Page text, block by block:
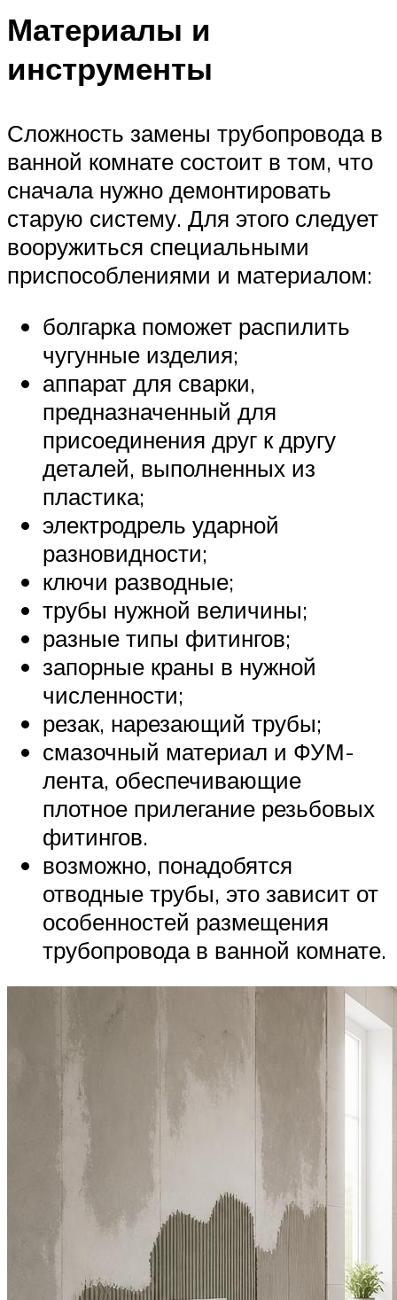
Материалы и
инструменты
Сложность замены трубопровода в
ванной комнате состоит в том, что
сначала нужно демонтировать
старую систему. Для этого следует
вооружиться специальными
приспособлениями и материалом:
болгарка поможет распилить
чугунные изделия;
аппарат для сварки,
предназначенный для
присоединения друг к другу
деталей, выполненных из
пластика;
электродрель ударной
разновидности;
ключи разводные;
трубы нужной величины;
разные типы фитингов;
запорные краны в нужной
численности;
резак, нарезающий трубы;
смазочный материал и ФУМ-
лента, обеспечивающие
плотное прилегание резьбовых
фитингов.
возможно, понадобятся
отводные трубы, это зависит от
особенностей размещения
трубопровода в ванной комнате.